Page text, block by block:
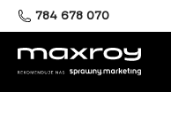
784 678 070